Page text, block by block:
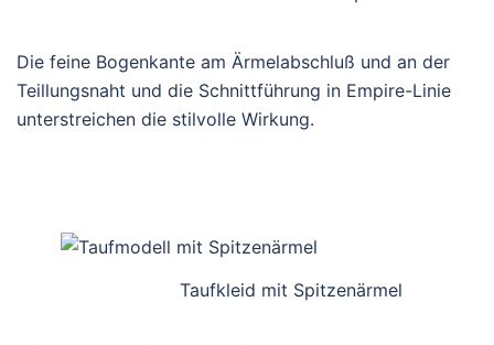
Die feine Bogenkante am Ärmelabschluß und an der
Teillungsnaht und die Schnittführung in Empire-Linie
unterstreichen die stilvolle Wirkung.
Taufkleid mit Spitzenärmel